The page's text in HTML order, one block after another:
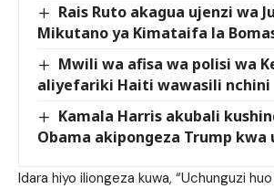
Rais Ruto akagua ujenzi wa
Mikutano ya Kimataifa la
Mwili wa afisa wa polisi wa
aliyefariki Haiti wawasili nchini
Kamala Harris akubali
Obama akipongeza Trump kwa
Idara hiyo iliongeza kuwa, “Uchunguzi